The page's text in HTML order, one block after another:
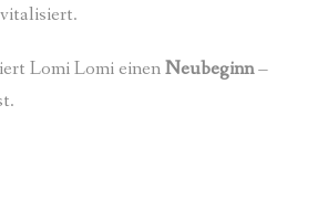
Lomi Lomi einenNeubeginn–